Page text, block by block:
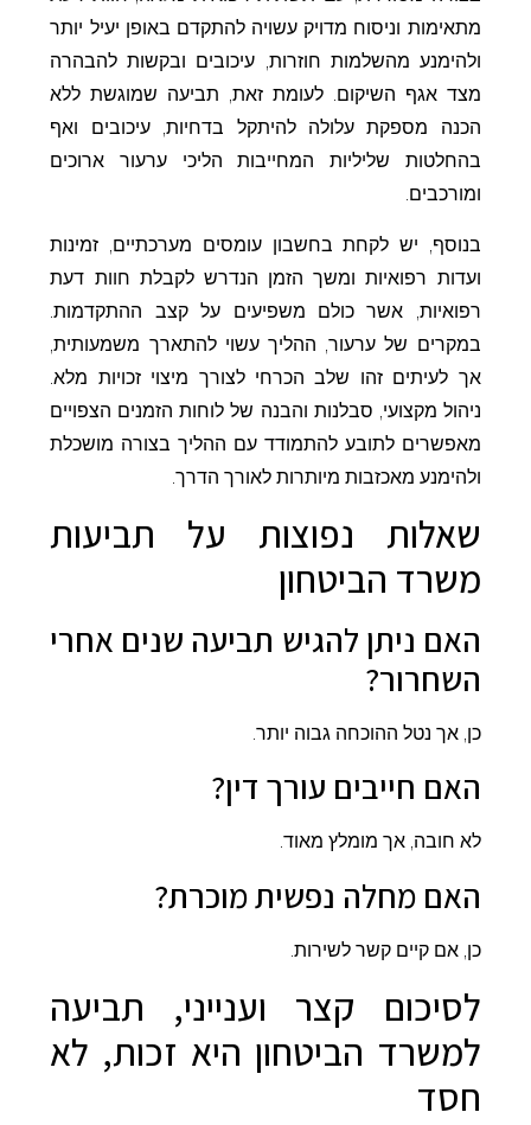
מתאימות וניסוח מדויק עשויה להתקדם באופן יעיל יותר
ולהימנע מהשלמות חוזרות, עיכובים ובקשות להבהרה
מצד אגף השיקום. לעומת זאת, תביעה שמוגשת ללא
הכנה מספקת עלולה להיתקל בדחיות, עיכובים ואף
בהחלטות שליליות המחייבות הליכי ערעור ארוכים
ומורכבים.
בנוסף, יש לקחת בחשבון עומסים מערכתיים, זמינות
ועדות רפואיות ומשך הזמן הנדרש לקבלת חוות דעת
רפואיות, אשר כולם משפיעים על קצב ההתקדמות.
במקרים של ערעור, ההליך עשוי להתארך משמעותית,
אך לעיתים זהו שלב הכרחי לצורך מיצוי זכויות מלא.
ניהול מקצועי, סבלנות והבנה של לוחות הזמנים הצפויים
מאפשרים לתובע להתמודד עם ההליך בצורה מושכלת
ולהימנע מאכזבות מיותרות לאורך הדרך.
שאלות נפוצות על תביעות
משרד הביטחון
האם ניתן להגיש תביעה שנים אחרי
השחרור?
כן, אך נטל ההוכחה גבוה יותר.
האם חייבים עורך דין?
לא חובה, אך מומלץ מאוד.
האם מחלה נפשית מוכרת?
כן, אם קיים קשר לשירות.
לסיכום קצר וענייני, תביעה
למשרד הביטחון היא זכות, לא
חסד